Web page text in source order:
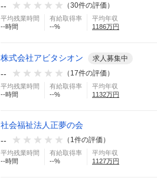
-- （30件の評価）
平均残業時間
--時間
有給取得率
--%
平均年収
1186万円
株式会社アビタシオン 求人募集中
-- （ 17件の評価）
平均残業時間
--時間
有給取得率
--%
平均年収
1132万円
社会福祉法人正夢の会
--
（ 1件の評価）
平均残業時間
--時間
有給取得率
--%
平均年収
1127万円